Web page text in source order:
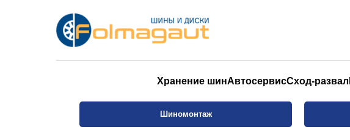
Хранение шинАвтосервисСход-развал
Шиномонтаж